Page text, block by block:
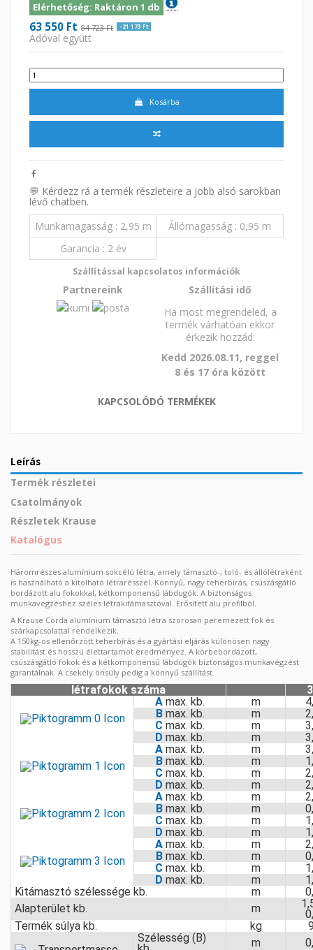
Elérhetőség: Raktáron 1 db
63 550 Ft 84 723 Ft -21 173 Ft
Adóval együtt
Kosárba
💬 Kérdezz rá a termék részleteire a jobb alsó sarokban
lévő chatben.
Munkamagasság
2,95 m Állómagasság
0,95 m
Garancia
2 év
Szállítással kapcsolatos információk
Partnereink
Szállítási idő
Ha most megrendeled, a
termék várhatóan ekkor
érkezik hozzád:
Kedd 2026.08.11, reggel
8 és 17 óra között
KAPCSOLÓDÓ TERMÉKEK
Leírás
Termék részletei
Csatolmányok
Részletek Krause
Katalógus
Háromrészes alumínium sokcélú létra, amely támasztó-, toló- és állólétraként
is használható a kitolható létrarésszel. Könnyű, nagy teherbírás, csúszásgátló
bordázott alu fokokkal, kétkomponensű lábdugók. A biztonságos
munkavégzéshez széles létrakitámasztóval. Erősített alu profilból.
A Krause Corda alumínium támasztó létra szorosan peremezett fok és
szárkapcsolattal rendelkezik.
A 150kg-os ellenőrzött teherbírás és a gyártási eljárás különösen nagy
stabilitást és hosszú élettartamot eredményez. A körbebordázott,
csúszásgátló fokok és a kétkomponensű lábdugók biztonságos munkavégzést
garantálnak. A csekély önsúly pedig a könnyű szállítást.
létrafokok száma
A max. kb. m
Bmax. kb. m
C max. kb. m
D max. kb. m
A max. kb. m
Bmax. kb. m
C max. kb. m
D max. kb. m
A max. kb. m
Bmax. kb. m
C max. kb. m
D max. kb. m
A max. kb. m
Bmax. kb. m
C max. kb. m
D max. kb. m
Kitámasztó szélessége kb.
m
Alapterület kb.
m
Termék súlya kb.
kg
Szélesség (B)
m